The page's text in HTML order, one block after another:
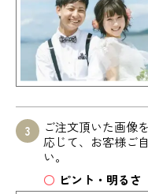
ご注文頂いた画像
応じて、お客様ご
い。
ピント・明るさ